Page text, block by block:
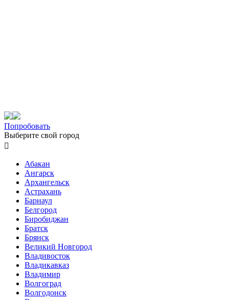
Попробовать
Выберите свой город

Абакан
Ангарск
Архангельск
Астрахань
Барнаул
Белгород
Биробиджан
Братск
Брянск
Великий Новгород
Владивосток
Владикавказ
Владимир
Волгоград
Волгодонск